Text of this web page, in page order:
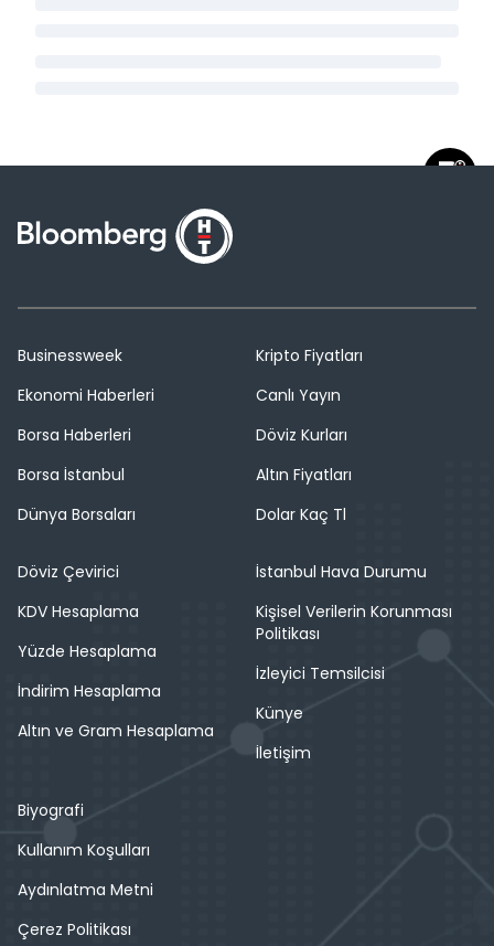
Businessweek
Ekonomi Haberleri
Borsa Haberleri
Borsa İstanbul
Dünya Borsaları
Kripto Fiyatları
Canlı Yayın
Döviz Kurları
Altın Fiyatları
Dolar Kaç Tl
Döviz Çevirici
KDV Hesaplama
Yüzde Hesaplama
İndirim Hesaplama
Altın ve Gram Hesaplama
İstanbul Hava Durumu
Kişisel Verilerin Korunması
Politikası
İzleyici Temsilcisi
Künye
İletişim
Biyografi
Kullanım Koşulları
Aydınlatma Metni
Çerez Politikası